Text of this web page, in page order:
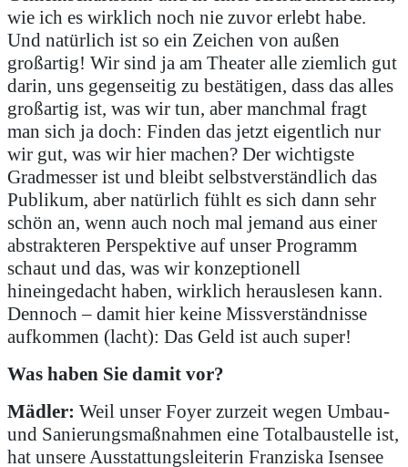
wie ich es wirklich noch nie zuvor erlebt habe.
Und natürlich ist so ein Zeichen von außen
großartig! Wir sind ja am Theater alle ziemlich gut
darin, uns gegenseitig zu bestätigen, dass das alles
großartig ist, was wir tun, aber manchmal fragt
man sich ja doch: Finden das jetzt eigentlich nur
wir gut, was wir hier machen? Der wichtigste
Gradmesser ist und bleibt selbstverständlich das
Publikum, aber natürlich fühlt es sich dann sehr
schön an, wenn auch noch mal jemand aus einer
abstrakteren Perspektive auf unser Programm
schaut und das, was wir konzeptionell
hineingedacht haben, wirklich herauslesen kann.
Dennoch – damit hier keine Missverständnisse
aufkommen (lacht): Das Geld ist auch super!
Was haben Sie damit vor?
Mädler: Weil unser Foyer zurzeit wegen Umbau-
und Sanierungsmaßnahmen eine Totalbaustelle ist,
hat unsere Ausstattungsleiterin Franziska Isensee